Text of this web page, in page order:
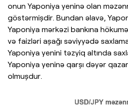
onun Yaponiya yeninə olan
göstərmişdir. Bundan əlavə,
Yaponiya mərkəzi bankına
və faizləri aşağı səviyyədə
Yaponiya yenini təzyiq altında
Yaponiya yeninə qarşı dəyər
olmuşdur.